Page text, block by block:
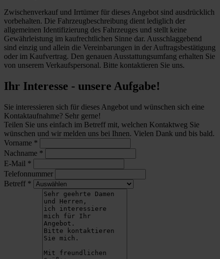
Zwischenverkauf und Irrtümer für dieses Angebot sind ausdrücklich
vorbehalten. Die Fahrzeugbeschreibung dient lediglich der
allgemeinen Identifizierung des Fahrzeuges und stellt keine
Gewährleistung im kaufrechtlichen Sinne dar. Ausschlaggebend
sind einzig und allein die Vereinbarungen in der Auftragsbestätigung
oder im Kaufvertrag. Den genauen Ausstattungsumfang erhalten Sie
von unserem Verkaufspersonal. Bitte kontaktieren Sie uns.
Ihr Interesse - unsere Aufgabe!
Sie interessieren sich für dieses Angebot und wünschen sich eine
Kontaktaufnahme? Sehr gerne!
Teilen Sie uns einfach im Betreff mit, welchen Kontaktweg Sie
wünschen und wir melden uns bei Ihnen. Vielen Dank und bis bald.
Vorname *
Nachname *
E-Mail *
Telefonnummer
Betreff *